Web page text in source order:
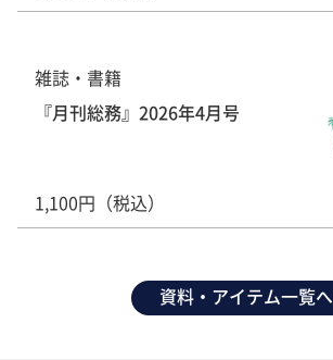
雑誌・書籍
『月刊総務』2026年4月号
1,100円（税込）
資料・アイテム一覧へ